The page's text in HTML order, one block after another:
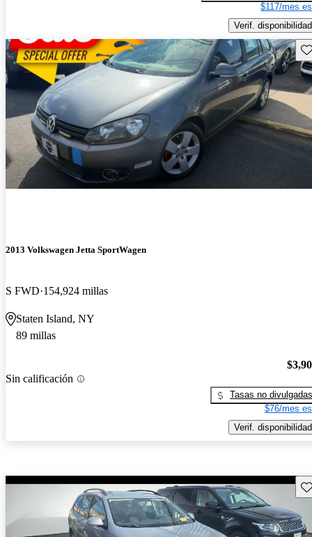
$117/mes
Verif. disponibilidad
2013 Volkswagen Jetta SportWagen
S FWD 154,924 millas
Staten Island, NY
89 millas
Sin calificación
Tasas no divulgadas
$76/mes
Verif. disponibilidad